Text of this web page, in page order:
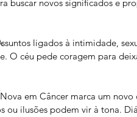
buscar novos significados e
ligados à intimidade,
O céu pede coragem para
em Câncer marca um novo
ou ilusões podem vir à tona.